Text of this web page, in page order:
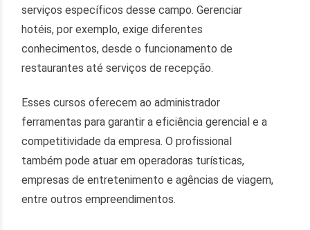
serviços específicos desse campo. Gerenciar
hotéis, por exemplo, exige diferentes
conhecimentos, desde o funcionamento de
restaurantes até serviços de recepção.
Esses cursos oferecem ao administrador
ferramentas para garantir a eficiência gerencial e a
competitividade da empresa. O profissional
também pode atuar em operadoras turísticas,
empresas de entretenimento e agências de viagem,
entre outros empreendimentos.